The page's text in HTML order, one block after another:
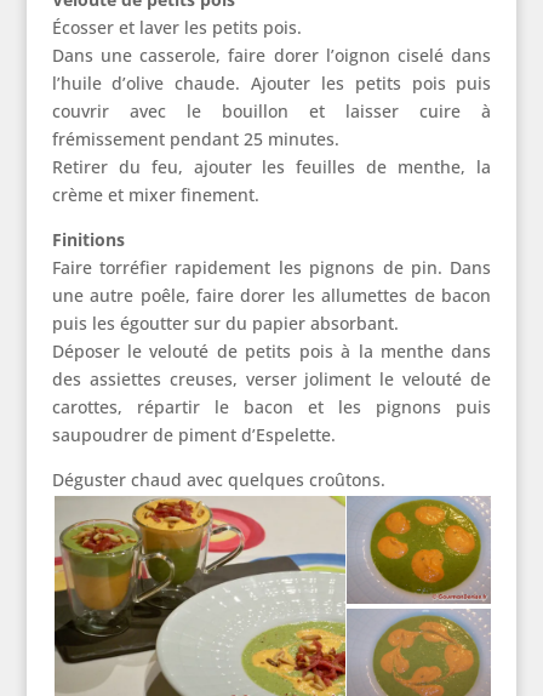
Écosser et laver les petits pois.
Dans une casserole, faire dorer l’oignon ciselé dans
l’huile d’olive chaude. Ajouter les petits pois puis
couvrir avec le bouillon et laisser cuire à
frémissement pendant 25 minutes.
Retirer du feu, ajouter les feuilles de menthe, la
crème et mixer finement.
Finitions
Faire torréfier rapidement les pignons de pin. Dans
une autre poêle, faire dorer les allumettes de bacon
puis les égoutter sur du papier absorbant.
Déposer le velouté de petits pois à la menthe dans
des assiettes creuses, verser joliment le velouté de
carottes, répartir le bacon et les pignons puis
saupoudrer de piment d’Espelette.
Déguster chaud avec quelques croûtons.